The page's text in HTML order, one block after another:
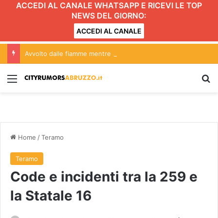
ACCEDI AL CANALE WHATSAPP E RICEVI LE TOP
NEWS DEL GIORNO:
ACCEDI AL CANALE
Avvolto dalle fiamme mentre accende il barbecue
Menu
Home /Teramo
Teramo
Code e incidenti tra la 259 e
la Statale 16